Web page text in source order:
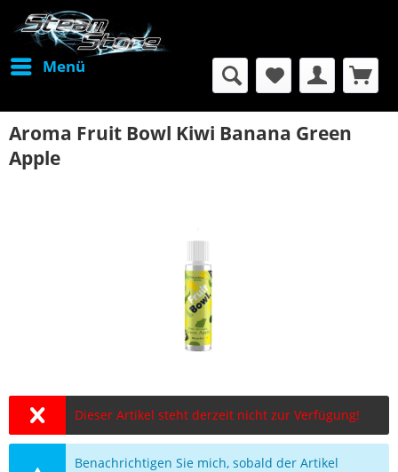
Menü
Aroma Fruit Bowl Kiwi Banana Green
Apple
Dieser Artikel steht derzeit nicht zur Verfügung!
Benachrichtigen Sie mich, sobald der Artikel